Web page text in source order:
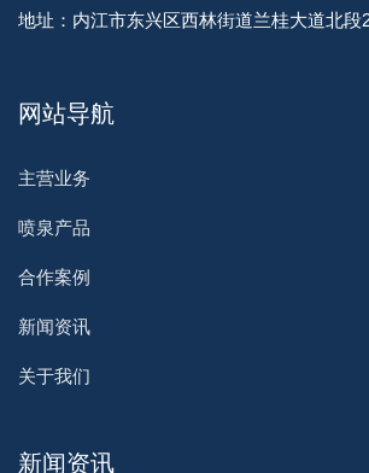
地址：内江市东兴区西林街道兰桂大道北段
网站导航
主营业务
喷泉产品
合作案例
新闻资讯
关于我们
新闻资讯